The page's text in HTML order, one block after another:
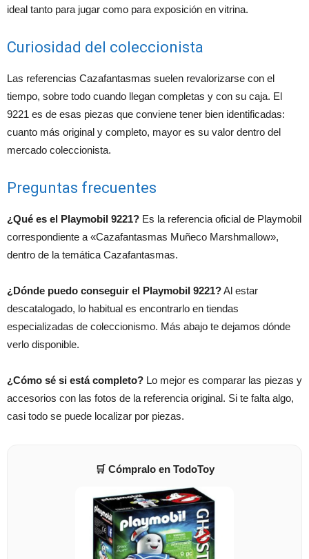
ideal tanto para jugar como para exposición en vitrina.
Curiosidad del coleccionista
Las referencias Cazafantasmas suelen revalorizarse con el
tiempo, sobre todo cuando llegan completas y con su caja. El
9221 es de esas piezas que conviene tener bien identificadas:
cuanto más original y completo, mayor es su valor dentro del
mercado coleccionista.
Preguntas frecuentes
¿Qué es el Playmobil 9221? Es la referencia oficial de Playmobil
correspondiente a «Cazafantasmas Muñeco Marshmallow»,
dentro de la temática Cazafantasmas.
¿Dónde puedo conseguir el Playmobil 9221?Al estar
descatalogado, lo habitual es encontrarlo en tiendas
especializadas de coleccionismo. Más abajo te dejamos dónde
verlo disponible.
¿Cómo sé si está completo? Lo mejor es comparar las piezas y
accesorios con las fotos de la referencia original. Si te falta algo,
casi todo se puede localizar por piezas.
🛒 Cómpralo en TodoToy